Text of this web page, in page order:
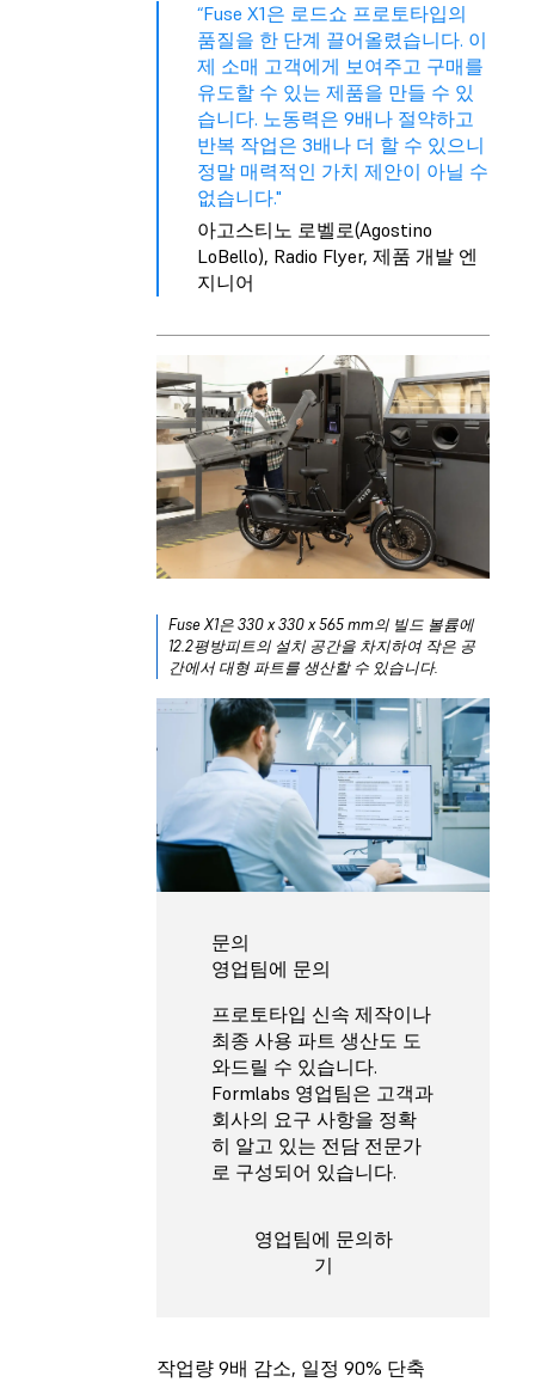
“Fuse X1은 로드쇼 프로토타입의
품질을 한 단계 끌어올렸습니다. 이
제 소매 고객에게 보여주고 구매를
유도할 수 있는 제품을 만들 수 있
습니다. 노동력은 9배나 절약하고
반복 작업은 3배나 더 할 수 있으니
정말 매력적인 가치 제안이 아닐 수
없습니다."
아고스티노 로벨로(Agostino
LoBello), Radio Flyer, 제품 개발 엔
지니어
Fuse X1은 330 x 330 x 565 mm의 빌드 볼륨에
12.2평방피트의 설치 공간을 차지하여 작은 공
간에서 대형 파트를 생산할 수 있습니다.
문의
영업팀에 문의
프로토타입 신속 제작이나
최종 사용 파트 생산도 도
와드릴 수 있습니다.
Formlabs 영업팀은 고객과
회사의 요구 사항을 정확
히 알고 있는 전담 전문가
로 구성되어 있습니다.
영업팀에 문의하
기
작업량 9배 감소, 일정 90% 단축